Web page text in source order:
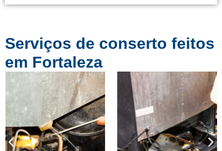
d
o
o
5
s
c
a
d
o
c
Serviços de conserto feitos
em Fortaleza